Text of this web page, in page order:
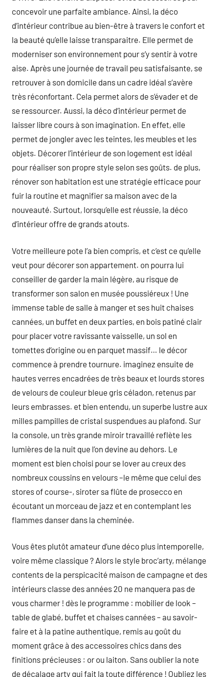
concevoir une parfaite ambiance. Ainsi, la déco
d’intérieur contribue au bien-être à travers le confort et
la beauté qu’elle laisse transparaitre. Elle permet de
moderniser son environnement pour s’y sentir à votre
aise. Après une journée de travail peu satisfaisante, se
retrouver à son domicile dans un cadre idéal s’avère
très réconfortant. Cela permet alors de s’évader et de
se ressourcer. Aussi, la déco d’intérieur permet de
laisser libre cours à son imagination. En effet, elle
permet de jongler avec les teintes, les meubles et les
objets. Décorer l’intérieur de son logement est idéal
pour réaliser son propre style selon ses goûts. de plus,
rénover son habitation est une stratégie efficace pour
fuir la routine et magnifier sa maison avec de la
nouveauté. Surtout, lorsqu’elle est réussie, la déco
d’intérieur offre de grands atouts.
Votre meilleure pote l’a bien compris, et c’est ce qu’elle
veut pour décorer son appartement. on pourra lui
conseiller de garder la main légère, au risque de
transformer son salon en musée poussiéreux ! Une
immense table de salle à manger et ses huit chaises
cannées, un buffet en deux parties, en bois patiné clair
pour placer votre ravissante vaisselle, un sol en
tomettes d’origine ou en parquet massif… le décor
commence à prendre tournure. imaginez ensuite de
hautes verres encadrées de très beaux et lourds stores
de velours de couleur bleue gris céladon, retenus par
leurs embrasses. et bien entendu, un superbe lustre aux
milles pampilles de cristal suspendues au plafond. Sur
la console, un très grande miroir travaillé reflète les
lumières de la nuit que l’on devine au dehors. Le
moment est bien choisi pour se lover au creux des
nombreux coussins en velours –le même que celui des
stores of course-, siroter sa flûte de prosecco en
écoutant un morceau de jazz et en contemplant les
flammes danser dans la cheminée.
Vous êtes plutôt amateur d’une déco plus intemporelle,
voire même classique ? Alors le style broc’arty, mélange
contents de la perspicacité maison de campagne et des
intérieurs classe des années 20 ne manquera pas de
vous charmer ! dès le programme : mobilier de look –
table de glabé, buffet et chaises cannées – au savoir-
faire et à la patine authentique, remis au goût du
moment grâce à des accessoires chics dans des
finitions précieuses : or ou laiton. Sans oublier la note
de décalage arty qui fait la toute différence ! Oubliez les